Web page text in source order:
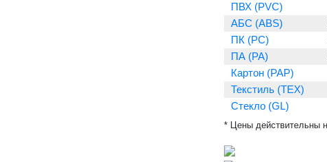
ПВХ (PVC)
АБС (ABS)
ПК (PC)
ПА (PA)
Картон (PAP)
Текстиль (TEX)
Стекло (GL)
* Цены действительны